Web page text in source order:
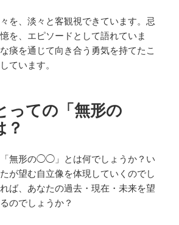
を、淡々と客観視できています。忌
を、エピソードとして語れていま
痰を通じて向き合う勇気を持てたこ
ています。
っての「無形の
無形の◯◯」とは何でしょうか？い
が望む自立像を体現していくのでし
ば、あなたの過去・現在・未来を望
のでしょうか？